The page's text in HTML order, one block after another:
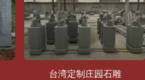
台湾定制庄园石雕